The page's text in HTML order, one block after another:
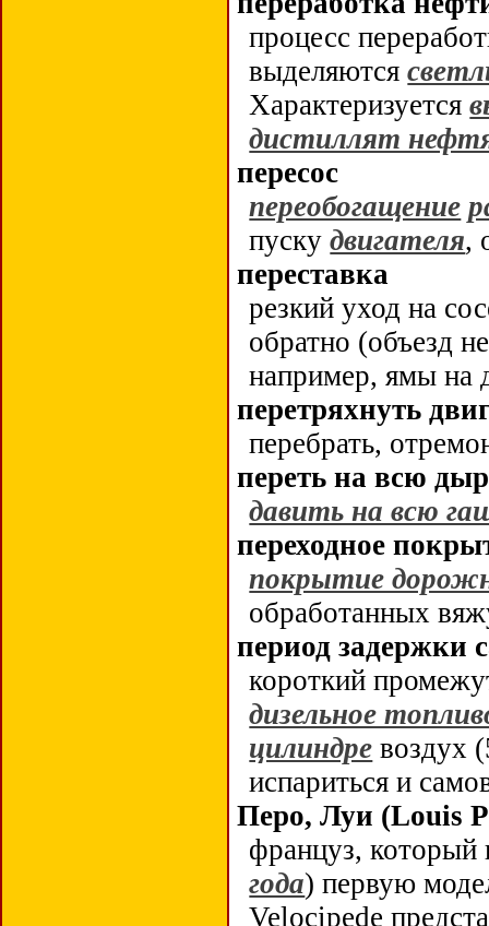
процесс
выделяются
Характеризуется
дистиллят
пересос
переобогащение
пускудвигателя,
переставка
резкий уход на
обратно (объезд
например, ямы на
перетряхнуть
перебрать,
переть на всю
давить на всю
переходное
покрытие
обработанных
период задержки
короткий
дизельное
цилиндре воздух
испариться и
Перо, Луи (Louis
француз, который
года) первую
Velocipede